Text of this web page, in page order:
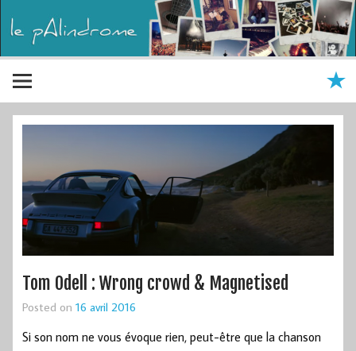
Tom Odell : Wrong crowd & Magnetised
Posted on 16 avril 2016
Si son nom ne vous évoque rien, peut-être que la chanson